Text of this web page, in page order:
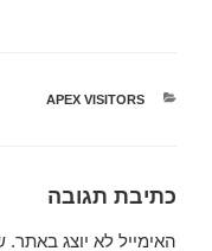
קטגוריות
APEX VISITORS
כתיבת תגובה
האימייל לא יוצג באתר.